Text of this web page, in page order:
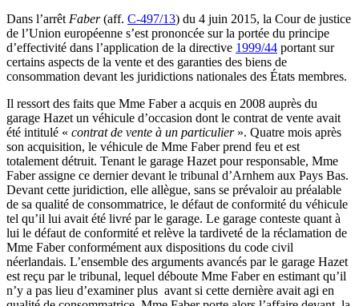
Dans l’arrêt Faber(aff. C-497/13) du 4 juin 2015, la Cour de justice
de l’Union européenne s’est prononcée sur la portée du principe
d’effectivité dans l’application de la directive 1999/44 portant sur
certains aspects de la vente et des garanties des biens de
consommation devant les juridictions nationales des États membres.
Il ressort des faits que Mme Faber a acquis en 2008 auprès du
garage Hazet un véhicule d’occasion dont le contrat de vente avait
été intitulé « contrat de vente à un particulier». Quatre mois après
son acquisition, le véhicule de Mme Faber prend feu et est
totalement détruit. Tenant le garage Hazet pour responsable, Mme
Faber assigne ce dernier devant le tribunal d’Arnhem aux Pays Bas.
Devant cette juridiction, elle allègue, sans se prévaloir au préalable
de sa qualité de consommatrice, le défaut de conformité du véhicule
tel qu’il lui avait été livré par le garage. Le garage conteste quant à
lui le défaut de conformité et relève la tardiveté de la réclamation de
Mme Faber conformément aux dispositions du code civil
néerlandais. L’ensemble des arguments avancés par le garage Hazet
est reçu par le tribunal, lequel déboute Mme Faber en estimant qu’il
n’y a pas lieu d’examiner plus avant si cette dernière avait agi en